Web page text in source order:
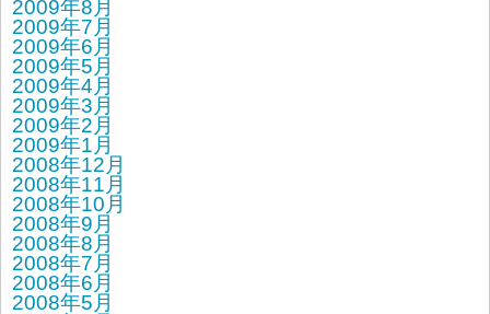
2009年8月
2009年7月
2009年6月
2009年5月
2009年4月
2009年3月
2009年2月
2009年1月
2008年12月
2008年11月
2008年10月
2008年9月
2008年8月
2008年7月
2008年6月
2008年5月